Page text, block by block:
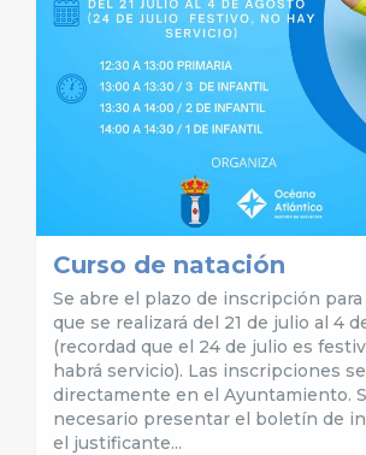
Curso de natación
Se abre el plazo de inscripción para
que se realizará del 21 de julio al 4
(recordad que el 24 de julio es
habrá servicio). Las inscripciones
directamente en el Ayuntamiento.
necesario presentar el boletín de
el justificante...